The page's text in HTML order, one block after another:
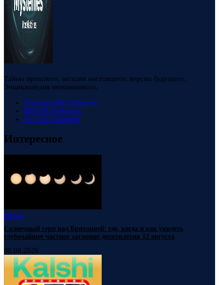
Тайны прошлого, загадки настоящего, версии будущего.
Энциклопедия непознанного.
Telegram 88k Followers
RSS 23k Followers
VK 23k Followers
Интересное
Наука
Солнечный серп над Британией: где, когда и как увидеть
глубочайшее частное затмение десятилетия 12 августа
08.08.2026